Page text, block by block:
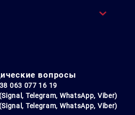
вопросы
063 077 16 19
Telegram, WhatsApp, Viber)
Telegram, WhatsApp, Viber)